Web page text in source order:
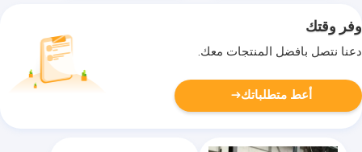
وفر وقتك
دعنا نتصل بأفضل المنتجات معك.
أعط متطلباتك